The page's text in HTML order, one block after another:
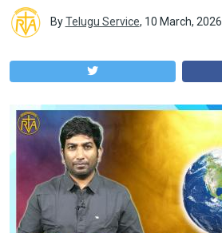
ByTelugu Service, 10 March, 2026